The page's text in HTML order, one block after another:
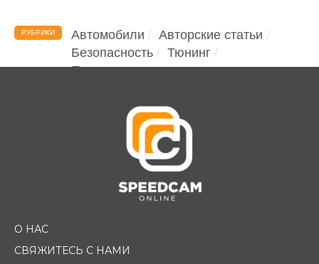
РУБРИКИ Автомобили
Авторские статьи
Безопасность
Тюнинг
Помощь водителю
О НАС
СВЯЖИТЕСЬ С НАМИ